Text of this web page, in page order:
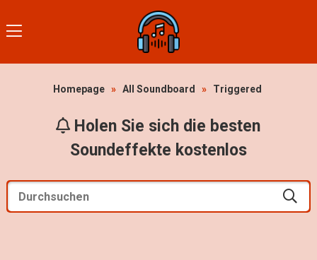
Homepage » All Soundboard » Triggered
Holen Sie sich die besten
Soundeffekte kostenlos